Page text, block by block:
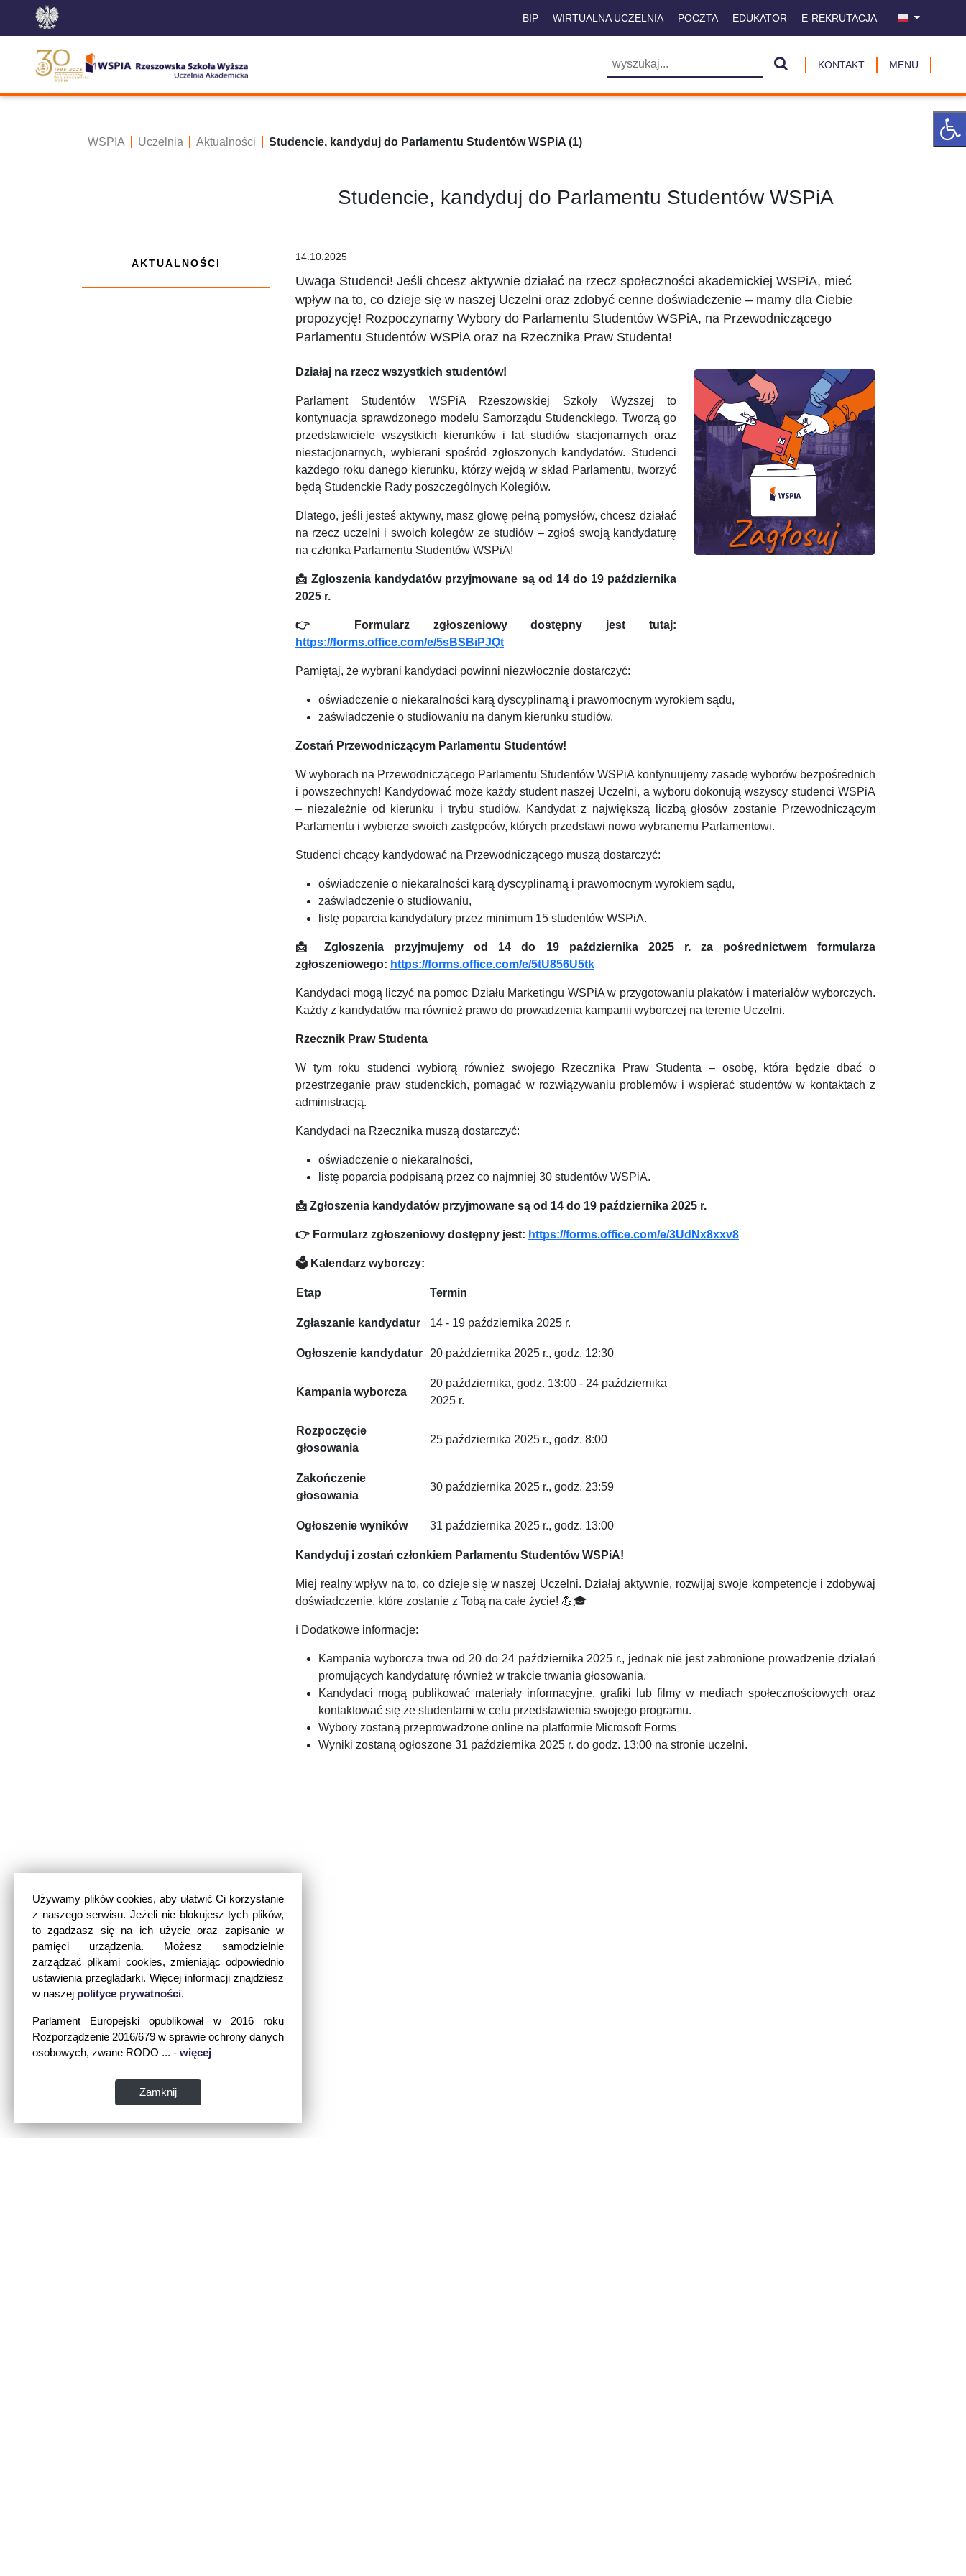
Używamy plików cookies, aby ułatwić Ci korzystanie
z naszego serwisu. Jeżeli nie blokujesz tych plików,
to zgadzasz się na ich użycie oraz zapisanie w
pamięci urządzenia. Możesz samodzielnie
zarządzać plikami cookies, zmieniając odpowiednio
ustawienia przeglądarki. Więcej informacji znajdziesz
w naszej polityce prywatności.
Parlament Europejski opublikował w 2016 roku
Rozporządzenie 2016/679 w sprawie ochrony danych
osobowych, zwane RODO ... - więcej
Zamknij
BIP WIRTUALNA UCZELNIA POCZTA EDUKATOR E-REKRUTACJA
KONTAKT MENU
WSPIA Uczelnia Aktualności Studencie, kandyduj do Parlamentu Studentów WSPiA (1)
AKTUALNOŚCI
Studencie, kandyduj do Parlamentu Studentów WSPiA
14.10.2025
Uwaga Studenci! Jeśli chcesz aktywnie działać na rzecz społeczności akademickiej WSPiA, mieć
wpływ na to, co dzieje się w naszej Uczelni oraz zdobyć cenne doświadczenie – mamy dla Ciebie
propozycję! Rozpoczynamy Wybory do Parlamentu Studentów WSPiA, na Przewodniczącego
Parlamentu Studentów WSPiA oraz na Rzecznika Praw Studenta!
Działaj na rzecz wszystkich studentów!
Parlament Studentów WSPiA Rzeszowskiej Szkoły Wyższej to
kontynuacja sprawdzonego modelu Samorządu Studenckiego. Tworzą go
przedstawiciele wszystkich kierunków i lat studiów stacjonarnych oraz
niestacjonarnych, wybierani spośród zgłoszonych kandydatów. Studenci
każdego roku danego kierunku, którzy wejdą w skład Parlamentu, tworzyć
będą Studenckie Rady poszczególnych Kolegiów.
Dlatego, jeśli jesteś aktywny, masz głowę pełną pomysłów, chcesz działać
na rzecz uczelni i swoich kolegów ze studiów – zgłoś swoją kandydaturę
na członka Parlamentu Studentów WSPiA!
📩 Zgłoszenia kandydatów przyjmowane są od 14 do 19 października
2025 r.
👉
Formularz zgłoszeniowy dostępny jest tutaj:
https://forms.office.com/e/5sBSBiPJQt
Pamiętaj, że wybrani kandydaci powinni niezwłocznie dostarczyć:
oświadczenie o niekaralności karą dyscyplinarną i prawomocnym wyrokiem sądu,
zaświadczenie o studiowaniu na danym kierunku studiów.
Zostań Przewodniczącym Parlamentu Studentów!
W wyborach na Przewodniczącego Parlamentu Studentów WSPiA kontynuujemy zasadę wyborów bezpośrednich
i powszechnych! Kandydować może każdy student naszej Uczelni, a wyboru dokonują wszyscy studenci WSPiA
– niezależnie od kierunku i trybu studiów. Kandydat z największą liczbą głosów zostanie Przewodniczącym
Parlamentu i wybierze swoich zastępców, których przedstawi nowo wybranemu Parlamentowi.
Studenci chcący kandydować na Przewodniczącego muszą dostarczyć:
oświadczenie o niekaralności karą dyscyplinarną i prawomocnym wyrokiem sądu,
zaświadczenie o studiowaniu,
listę poparcia kandydatury przez minimum 15 studentów WSPiA.
📩
Zgłoszenia przyjmujemy od 14 do 19 października 2025 r. za pośrednictwem formularza
zgłoszeniowego: https://forms.office.com/e/5tU856U5tk
Kandydaci mogą liczyć na pomoc Działu Marketingu WSPiA w przygotowaniu plakatów i materiałów wyborczych.
Każdy z kandydatów ma również prawo do prowadzenia kampanii wyborczej na terenie Uczelni.
Rzecznik Praw Studenta
W tym roku studenci wybiorą również swojego Rzecznika Praw Studenta – osobę, która będzie dbać o
przestrzeganie praw studenckich, pomagać w rozwiązywaniu problemów i wspierać studentów w kontaktach z
administracją.
Kandydaci na Rzecznika muszą dostarczyć:
oświadczenie o niekaralności,
listę poparcia podpisaną przez co najmniej 30 studentów WSPiA.
📩 Zgłoszenia kandydatów przyjmowane są od 14 do 19 października 2025 r.
👉 Formularz zgłoszeniowy dostępny jest: https://forms.office.com/e/3UdNx8xxv8
🗳 ️ Kalendarz wyborczy:
Etap Termin
Zgłaszanie kandydatur 14 - 19 października 2025 r.
Ogłoszenie kandydatur 20 października 2025 r., godz. 12:30
Kampania wyborcza
20 października, godz. 13:00 - 24 października
2025 r.
Rozpoczęcie
głosowania
25 października 2025 r., godz. 8:00
Zakończenie
głosowania
30 października 2025 r., godz. 23:59
Ogłoszenie wyników 31 października 2025 r., godz. 13:00
Kandyduj i zostań członkiem Parlamentu Studentów WSPiA!
Miej realny wpływ na to, co dzieje się w naszej Uczelni. Działaj aktywnie, rozwijaj swoje kompetencje i zdobywaj
doświadczenie, które zostanie z Tobą na całe życie! 💪🎓
ℹ️ Dodatkowe informacje:
Kampania wyborcza trwa od 20 do 24 października 2025 r., jednak nie jest zabronione prowadzenie działań
promujących kandydaturę również w trakcie trwania głosowania.
Kandydaci mogą publikować materiały informacyjne, grafiki lub filmy w mediach społecznościowych oraz
kontaktować się ze studentami w celu przedstawienia swojego programu.
Wybory zostaną przeprowadzone online na platformie Microsoft Forms
Wyniki zostaną ogłoszone 31 października 2025 r. do godz. 13:00 na stronie uczelni.